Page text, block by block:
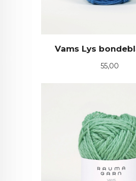
Vams Lys
Pris
55,00